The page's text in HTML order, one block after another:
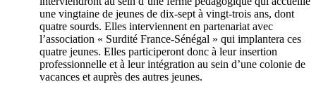
une vingtaine de jeunes de dix-sept à vingt-trois ans, dont
quatre sourds. Elles interviennent en partenariat avec
l’association « Surdité France-Sénégal » qui implantera ces
quatre jeunes. Elles participeront donc à leur insertion
professionnelle et à leur intégration au sein d’une colonie de
vacances et auprès des autres jeunes.